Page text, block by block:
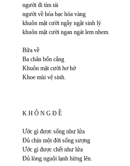
người đi tím tái
người về hóa bạc hóa vàng
khuôn mặt cười ngầy ngật sinh lý
khuôn mặt cười ngan ngát lem nhem.
Bữa về
Ba chân bốn cẳng
Khuôn mặt cười hơ hớ
Khoe mùi vệ sinh.
K H Ô N G Đ Ề
Ước gì được sống như lửa
Đủ chín một đời sống sượng
Ước gì được chết như lửa
Đủ lòng nguội lạnh hừng lên.